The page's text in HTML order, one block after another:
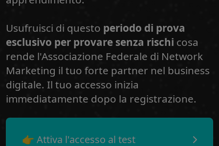
Usufruisci di questo periodo di prova
esclusivo per provare senza rischi cosa
rende l'Associazione Federale di Network
Marketing il tuo forte partner nel business
digitale. Il tuo accesso inizia
immediatamente dopo la registrazione.
👉 Attiva l'accesso al test